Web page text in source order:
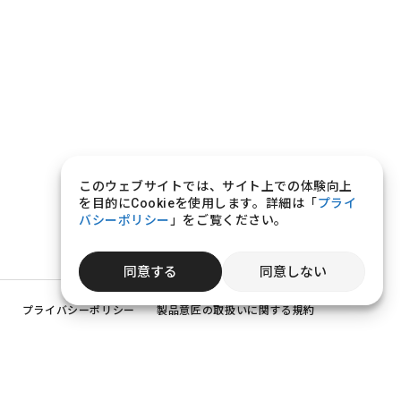
このウェブサイトでは、サイト上での体験向上
を目的にCookieを使用します。詳細は「プライ
バシーポリシー 」をご覧ください。
同意する 同意しない
プライバシーポリシー 製品意匠の取扱いに関する規約